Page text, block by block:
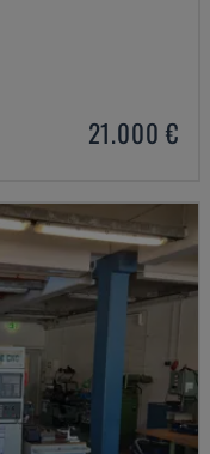
21.000 €